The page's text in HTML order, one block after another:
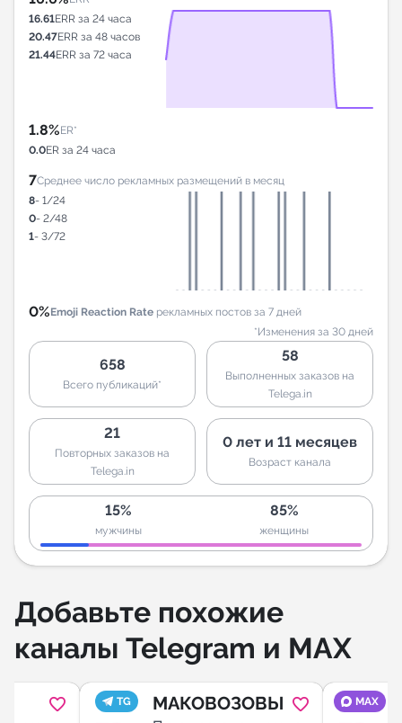
16.61ERR за 24 часа
20.47ERR за 48 часов
21.44ERR за 72 часа
1.8%ER*
0.0ER за 24 часа
7Среднее число рекламных размещений в месяц
8- 1/24
0- 2/48
1- 3/72
0%Emoji Reaction Rate рекламных постов за 7 дней
*Изменения за 30 дней
658
Всего публикаций*
58
Выполненных заказов на
Telega.in
21
Повторных заказов на
Telega.in
0 лет и 11 месяцев
Возраст канала
15%
мужчины
85%
женщины
Добавьте похожие
каналы Telegram и MAX
TG МАКОВОЗОВЫ MAX